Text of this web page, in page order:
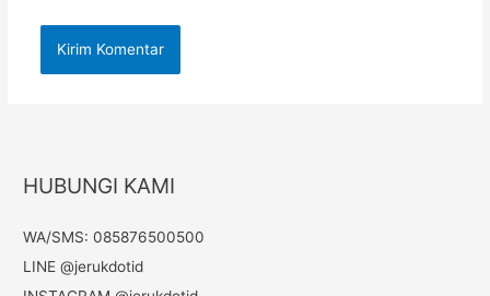
HUBUNGI KAMI
WA/SMS: 085876500500
LINE @jerukdotid